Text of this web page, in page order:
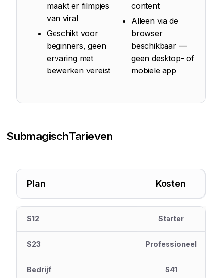
maakt er filmpjes
van viral
Geschikt voor
beginners, geen
ervaring met
bewerken vereist
content
Alleen via de
browser
beschikbaar —
geen desktop- of
mobiele app
SubmagischTarieven
Plan Kosten
$12 Starter
$23 Professioneel
Bedrijf $41